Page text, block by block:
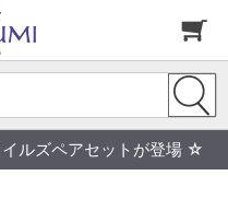
ルズペアセットが登場 ☆